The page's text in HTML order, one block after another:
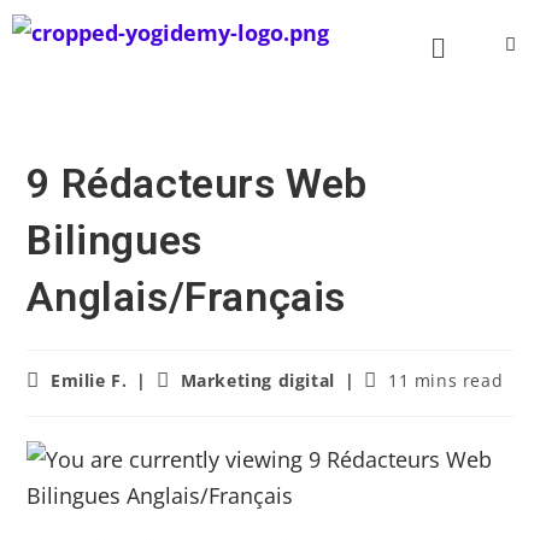
9 Rédacteurs Web
Bilingues
Anglais/Français
Emilie F. Marketing digital 11 mins read